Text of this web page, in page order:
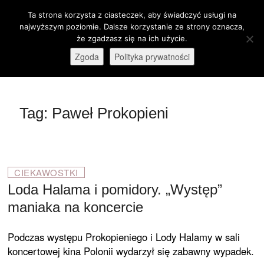
Otwórz pasek narzędzi
stare-kino.pl
ZAPRASZAMY
M
e
B
Tag: Paweł Prokopieni
CIEKAWOSTKI
Loda Halama i pomidory. „Występ”
maniaka na koncercie
Podczas występu Prokopieniego i Lody Halamy w sali
koncertowej kina Polonii wydarzył się zabawny wypadek.
Ta strona korzysta z ciasteczek, aby świadczyć usługi na
najwyższym poziomie. Dalsze korzystanie ze strony oznacza,
że zgadzasz się na ich użycie.
Zgoda Polityka prywatności